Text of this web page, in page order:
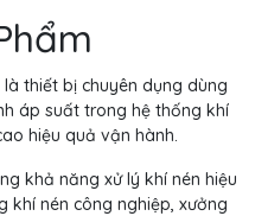
là thiết bị chuyên dụng dùng
áp suất trong hệ thống khí
hiệu quả vận hành.
khả năng xử lý khí nén hiệu
khí nén công nghiệp, xưởng